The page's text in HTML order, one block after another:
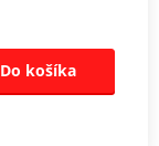
Do košíka